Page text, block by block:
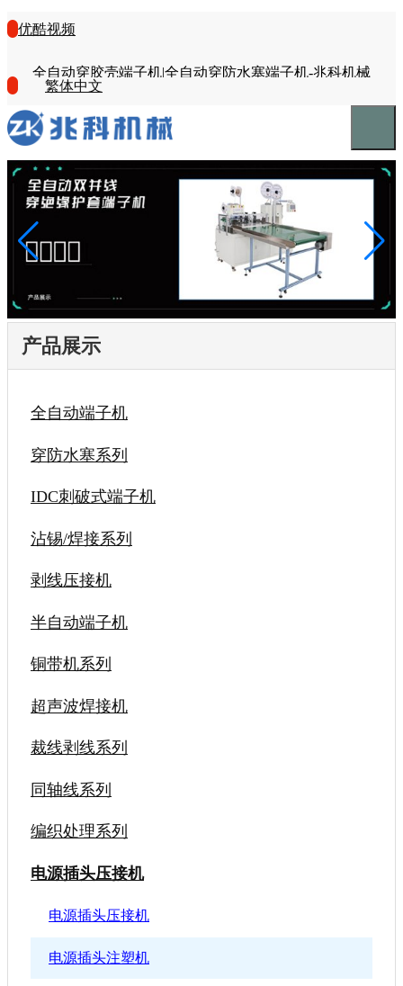
优酷视频
全自动穿胶壳端子机|全自动穿防水塞端子机-兆科机械
繁体中文
产品展示
全自动端子机
穿防水塞系列
IDC刺破式端子机
沾锡/焊接系列
剥线压接机
半自动端子机
铜带机系列
超声波焊接机
裁线剥线系列
同轴线系列
编织处理系列
电源插头压接机
电源插头压接机
电源插头注塑机